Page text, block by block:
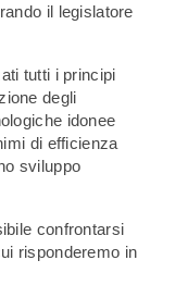
il legislatore
tutti i principi
degli
idonee
di efficienza
sviluppo
confrontarsi
risponderemo in